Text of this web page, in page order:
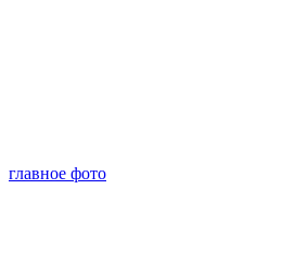
главное фото